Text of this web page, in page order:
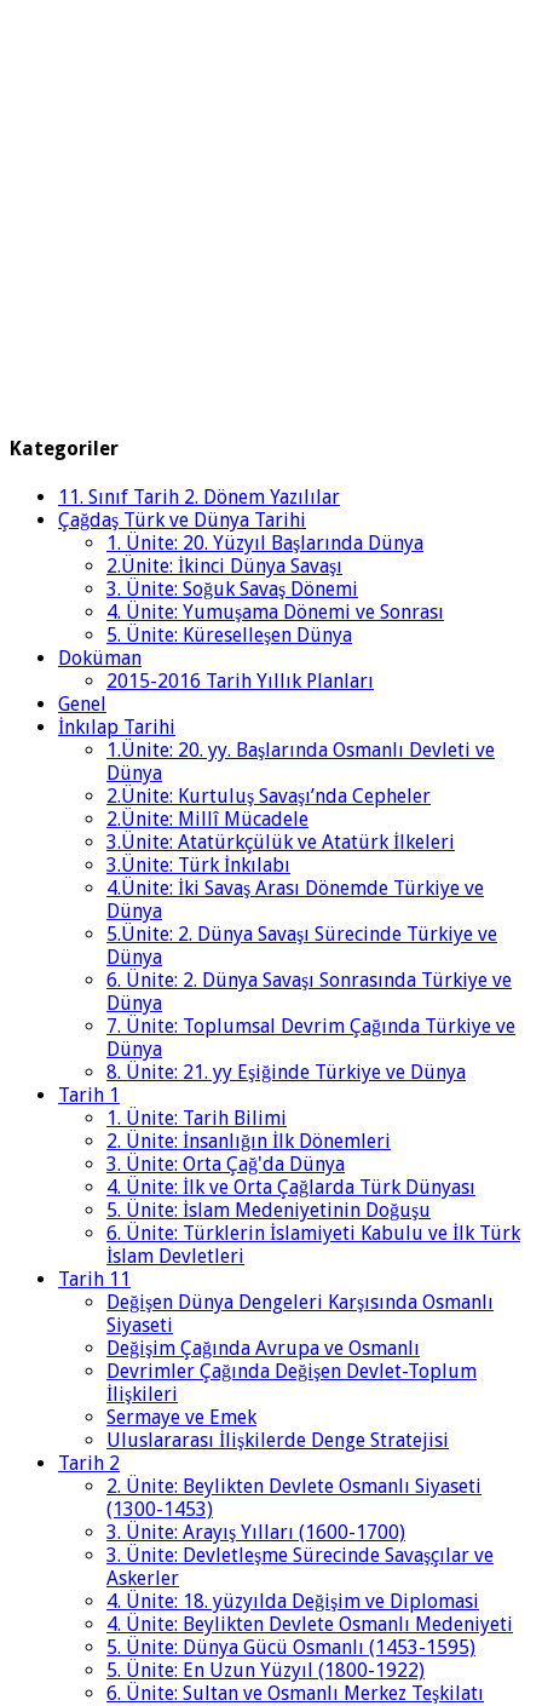
Kategoriler
11. Sınıf Tarih 2. Dönem Yazılılar
Çağdaş Türk ve Dünya Tarihi
1. Ünite: 20. Yüzyıl Başlarında Dünya
2.Ünite: İkinci Dünya Savaşı
3. Ünite: Soğuk Savaş Dönemi
4. Ünite: Yumuşama Dönemi ve Sonrası
5. Ünite: Küreselleşen Dünya
Doküman
2015-2016 Tarih Yıllık Planları
Genel
İnkılap Tarihi
1.Ünite: 20. yy. Başlarında Osmanlı Devleti ve
Dünya
2.Ünite: Kurtuluş Savaşı’nda Cepheler
2.Ünite: Millî Mücadele
3.Ünite: Atatürkçülük ve Atatürk İlkeleri
3.Ünite: Türk İnkılabı
4.Ünite: İki Savaş Arası Dönemde Türkiye ve
Dünya
5.Ünite: 2. Dünya Savaşı Sürecinde Türkiye ve
Dünya
6. Ünite: 2. Dünya Savaşı Sonrasında Türkiye ve
Dünya
7. Ünite: Toplumsal Devrim Çağında Türkiye ve
Dünya
8. Ünite: 21. yy Eşiğinde Türkiye ve Dünya
Tarih 1
1. Ünite: Tarih Bilimi
2. Ünite: İnsanlığın İlk Dönemleri
3. Ünite: Orta Çağ'da Dünya
4. Ünite: İlk ve Orta Çağlarda Türk Dünyası
5. Ünite: İslam Medeniyetinin Doğuşu
6. Ünite: Türklerin İslamiyeti Kabulu ve İlk Türk
İslam Devletleri
Tarih 11
Değişen Dünya Dengeleri Karşısında Osmanlı
Siyaseti
Değişim Çağında Avrupa ve Osmanlı
Devrimler Çağında Değişen Devlet-Toplum
İlişkileri
Sermaye ve Emek
Uluslararası İlişkilerde Denge Stratejisi
Tarih 2
2. Ünite: Beylikten Devlete Osmanlı Siyaseti
(1300-1453)
3. Ünite: Arayış Yılları (1600-1700)
3. Ünite: Devletleşme Sürecinde Savaşçılar ve
Askerler
4. Ünite: 18. yüzyılda Değişim ve Diplomasi
4. Ünite: Beylikten Devlete Osmanlı Medeniyeti
5. Ünite: Dünya Gücü Osmanlı (1453-1595)
5. Ünite: En Uzun Yüzyıl (1800-1922)
6. Ünite: Sultan ve Osmanlı Merkez Teşkilatı